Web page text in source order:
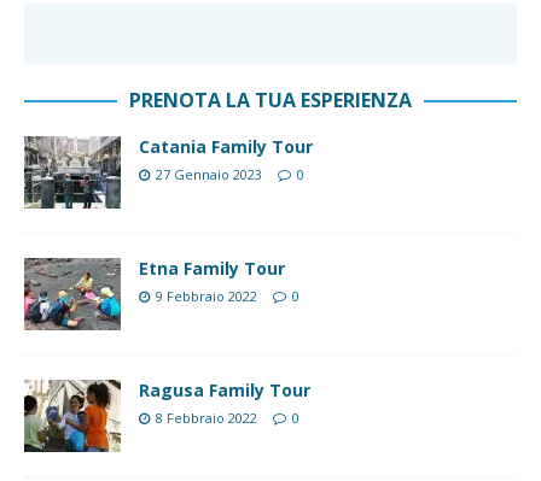
PRENOTA LA TUA ESPERIENZA
Catania Family Tour
27 Gennaio 2023 0
Etna Family Tour
9 Febbraio 2022 0
Ragusa Family Tour
8 Febbraio 2022 0